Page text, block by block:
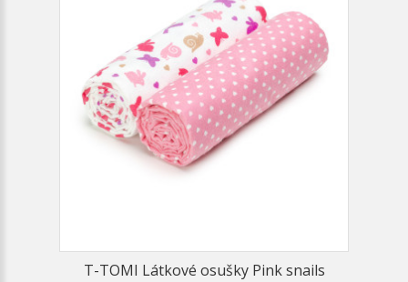
T-TOMI Látkové osušky Pink snails